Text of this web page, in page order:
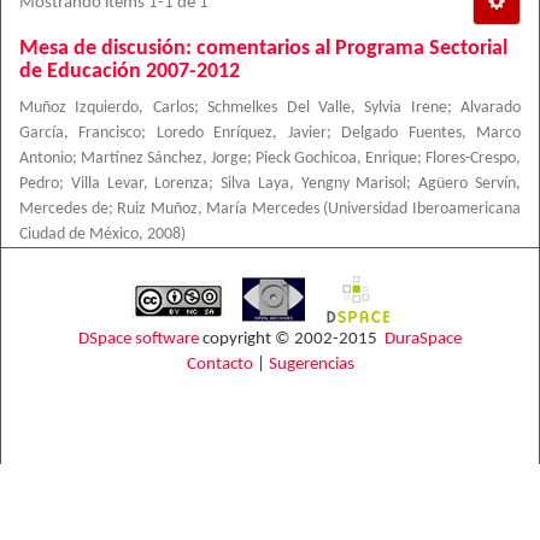
Mesa de discusión: comentarios al Programa Sectorial
de Educación 2007-2012
Muñoz Izquierdo, Carlos;Schmelkes Del Valle, Sylvia Irene; Alvarado
García, Francisco; Loredo Enríquez, Javier;
Delgado Fuentes, Marco
Antonio; Martínez Sánchez, Jorge; Pieck Gochicoa, Enrique; Flores-Crespo,
Pedro; Villa Levar, Lorenza;Silva Laya, Yengny Marisol ;Agüero Servín,
Mercedes de; Ruiz Muñoz, María Mercedes (Universidad Iberoamericana
Ciudad de México, 2008)
DSpace software copyright © 2002-2015 DuraSpace
Contacto| Sugerencias